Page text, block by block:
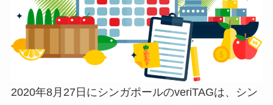
2020年8月27日にシンガポールのveriTAGは、シン